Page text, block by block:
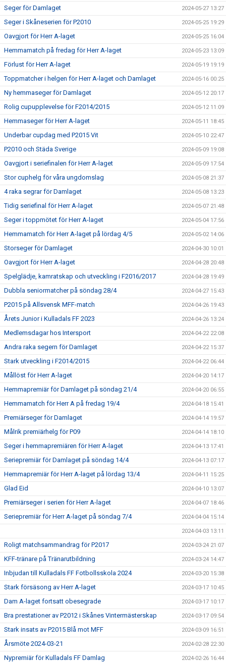
Seger för Damlaget 2024-05-27 13:27
Seger i Skåneserien för P2010 2024-05-25 19:29
Oavgjort för Herr A-laget 2024-05-25 16:04
Hemmamatch på fredag för Herr A-laget 2024-05-23 13:09
Förlust för Herr A-laget 2024-05-19 19:19
Toppmatcher i helgen för Herr A-laget och Damlaget 2024-05-16 00:25
Ny hemmaseger för Damlaget 2024-05-12 20:17
Rolig cupupplevelse för F2014/2015 2024-05-12 11:09
Hemmaseger för Herr A-laget 2024-05-11 18:45
Underbar cupdag med P2015 Vit 2024-05-10 22:47
P2010 och Städa Sverige 2024-05-09 19:08
Oavgjort i seriefinalen för Herr A-laget 2024-05-09 17:54
Stor cuphelg för våra ungdomslag 2024-05-08 21:37
4 raka segrar för Damlaget 2024-05-08 13:23
Tidig seriefinal för Herr A-laget 2024-05-07 21:48
Seger i toppmötet för Herr A-laget 2024-05-04 17:56
Hemmamatch för Herr A-laget på lördag 4/5 2024-05-02 14:06
Storseger för Damlaget 2024-04-30 10:01
Oavgjort för Herr A-laget 2024-04-28 20:48
Spelglädje, kamratskap och utveckling i F2016/2017 2024-04-28 19:49
Dubbla seniormatcher på söndag 28/4 2024-04-27 15:43
P2015 på Allsvensk MFF-match 2024-04-26 19:43
Årets Junior i Kulladals FF 2023 2024-04-26 13:24
Medlemsdagar hos Intersport 2024-04-22 22:08
Andra raka segern för Damlaget 2024-04-22 15:37
Stark utveckling i F2014/2015 2024-04-22 06:44
Mållöst för Herr A-laget 2024-04-20 14:17
Hemmapremiär för Damlaget på söndag 21/4 2024-04-20 06:55
Hemmamatch för Herr A på fredag 19/4 2024-04-18 15:41
Premiärseger för Damlaget 2024-04-14 19:57
Målrik premiärhelg för P09 2024-04-14 18:10
Seger i hemmapremiären för Herr A-laget 2024-04-13 17:41
Seriepremiär för Damlaget på söndag 14/4 2024-04-13 07:17
Hemmapremiär för Herr A-laget på lördag 13/4 2024-04-11 15:25
Glad Eid 2024-04-10 13:07
Premiärseger i serien för Herr A-laget 2024-04-07 18:46
Seriepremiär för Herr A-laget på söndag 7/4 2024-04-04 15:14
2024-04-03 13:11
Roligt matchsammandrag för P2017 2024-03-24 21:07
KFF-tränare på Tränarutbildning 2024-03-24 14:47
Inbjudan till Kulladals FF Fotbollsskola 2024 2024-03-20 15:38
Stark försäsong av Herr A-laget 2024-03-17 10:45
Dam A-laget fortsatt obesegrade 2024-03-17 10:17
Bra prestationer av P2012 i Skånes Vintermästerskap 2024-03-17 09:54
Stark insats av P2015 Blå mot MFF 2024-03-09 16:51
Årsmöte 2024-03-21 2024-02-28 22:30
Nypremiär för Kulladals FF Damlag 2024-02-26 16:44